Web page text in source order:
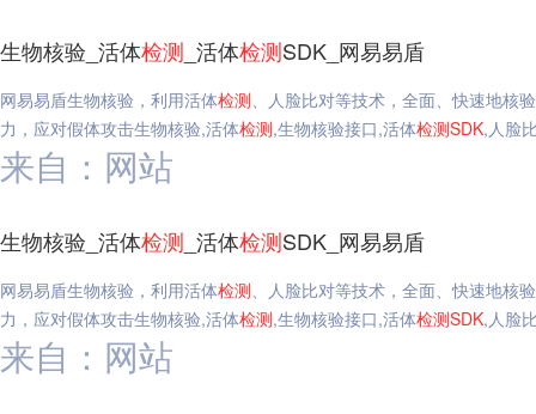
生物核验_活体检测 _活体检测SDK_网易易盾
网易易盾生物核验，利用活体检测、人脸比对等技术，全面、快速地核
力，应对假体攻击生物核验,活体检测,生物核验接口,活体检测SDK,人脸
来自：网站
生物核验_活体检测 _活体检测SDK_网易易盾
网易易盾生物核验，利用活体检测、人脸比对等技术，全面、快速地核
力，应对假体攻击生物核验,活体检测,生物核验接口,活体检测SDK,人脸
来自：网站